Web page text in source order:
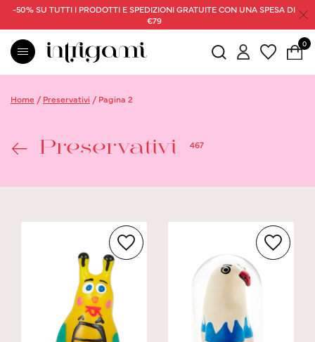
-50% SU TUTTI I PRODOTTI E SPEDIZIONI GRATUITE CON UNA SPESA DI
€79
0
Home / Preservativi / Pagina 2
Preservativi 467